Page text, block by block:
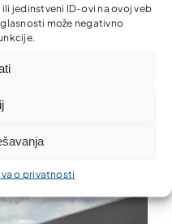
jedinstveni ID-ovi na ovoj veb
može negativno
o privatnosti
u Tuzli